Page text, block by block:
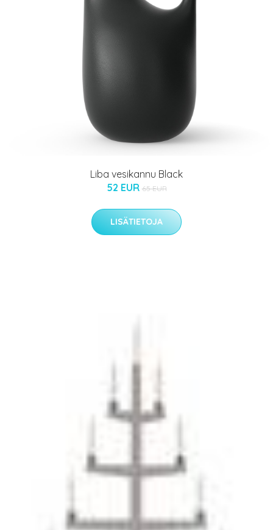
Liba vesikannu Black
52 EUR 65 EUR
LISÄTIETOJA